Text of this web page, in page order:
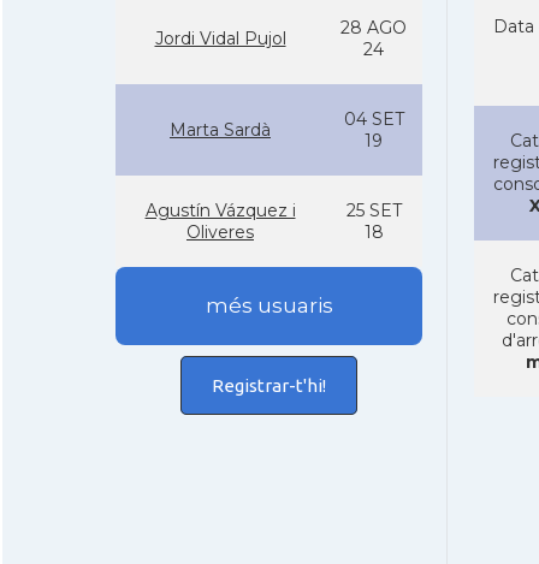
Jordi Vidal Pujol
28 AGO
24
Marta Sardà
04 SET
19
Agustí­n Vázquez i
Oliveres
25 SET
18
més usuaris
Registrar-t'hi!
Data